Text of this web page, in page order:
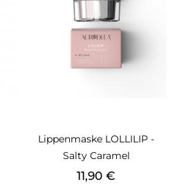
Lippenmaske LOLLILIP -
Salty Caramel
Preis
11,90 €